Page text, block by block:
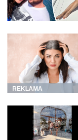
REKLAMA